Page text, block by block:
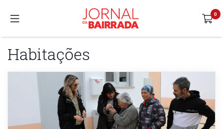
Habitações